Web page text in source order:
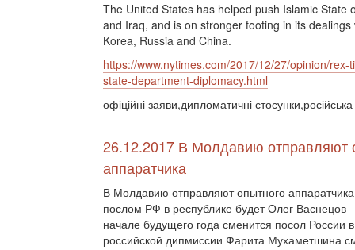
The United States has helped push Islamic State
and Iraq, and is on stronger footing in its dealings
Korea, Russia and China.
https://www.nytimes.com/2017/12/27/opinion/rex-
state-department-diplomacy.html
офіційні заяви,дипломатичні
26.12.2017 В Молдавию отправляют
аппаратчика
В Молдавию отправляют опытного
послом РФ в республике будет Олег
начале будущего года сменится посол России
российской дипмиссии Фарита Мухаметшина